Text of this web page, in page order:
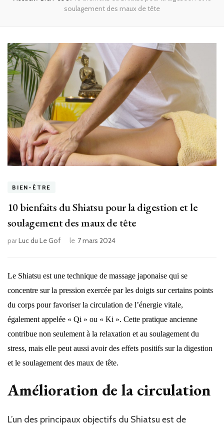
soulagement des maux de tête
BIEN-ÊTRE
10 bienfaits du Shiatsu pour la digestion et le
soulagement des maux de tête
parLuc du Le Gof le 7 mars 2024
Le Shiatsu est une technique de massage japonaise qui se
concentre sur la pression exercée par les doigts sur certains points
du corps pour favoriser la circulation de l’énergie vitale,
également appelée « Qi » ou « Ki ». Cette pratique ancienne
contribue non seulement à la relaxation et au soulagement du
stress, mais elle peut aussi avoir des effets positifs sur la digestion
et le soulagement des maux de tête.
Amélioration de la circulation
L’un des principaux objectifs du Shiatsu est de